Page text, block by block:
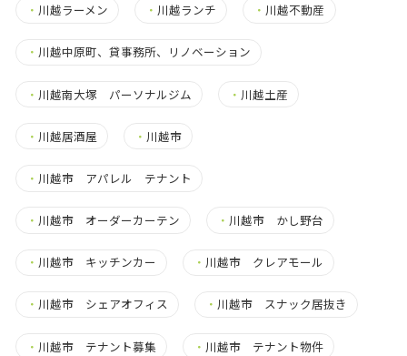
・ 川越ラーメン ・ 川越ランチ ・ 川越不動産
・ 川越中原町、貸事務所、リノベーション
・ 川越南大塚 パーソナルジム ・ 川越土産
・ 川越居酒屋 ・ 川越市
・ 川越市 アパレル テナント
・ 川越市 オーダーカーテン ・ 川越市 かし野台
・ 川越市 キッチンカー ・ 川越市 クレアモール
・ 川越市 シェアオフィス ・ 川越市 スナック居抜き
・ 川越市 テナント募集 ・ 川越市 テナント物件